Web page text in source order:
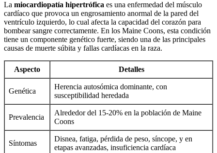
La miocardiopatía hipertrófica es una enfermedad del músculo
cardíaco que provoca un engrosamiento anormal de la pared del
ventrículo izquierdo, lo cual afecta la capacidad del corazón para
bombear sangre correctamente. En los Maine Coons, esta condición
tiene un componente genético fuerte, siendo una de las principales
causas de muerte súbita y fallas cardíacas en la raza.
Aspecto Detalles
Genética
Herencia autosómica dominante, con
susceptibilidad heredada
Prevalencia
Alrededor del 15-20% en la población de Maine
Coons
Síntomas
Disnea, fatiga, pérdida de peso, síncope, y en
etapas avanzadas, insuficiencia cardíaca